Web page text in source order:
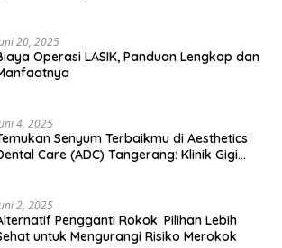
20, 2025
Operasi LASIK, Panduan Lengkap dan
4, 2025
Senyum Terbaikmu di Aesthetics
Care (ADC) Tangerang: Klinik Gigi
2, 2025
Pengganti Rokok: Pilihan Lebih
untuk Mengurangi Risiko Merokok